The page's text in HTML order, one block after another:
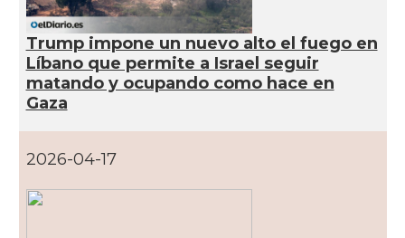
Trump impone un nuevo alto el fuego en
Líbano que permite a Israel seguir
matando y ocupando como hace en
Gaza
2026-04-17